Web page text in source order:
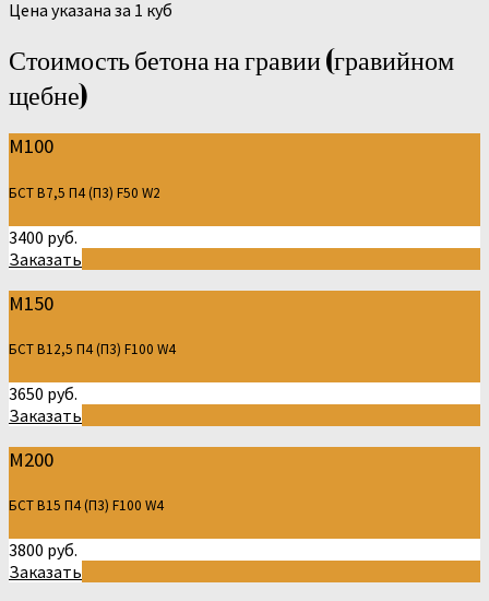
Цена указана за 1 куб
Стоимость бетона на гравии (гравийном
щебне)
М100
БСТ В7,5 П4 (П3) F50 W2
3400 руб.
Заказать
М150
БСТ В12,5 П4 (П3) F100 W4
3650 руб.
Заказать
М200
БСТ В15 П4 (П3) F100 W4
3800 руб.
Заказать